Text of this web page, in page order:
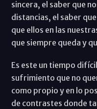
sincera, el saber que
distancias, el saber
que ellos en las
que siempre queda y
Es este un tiempo
sufrimiento que no
como propio y en lo
de contrastes donde